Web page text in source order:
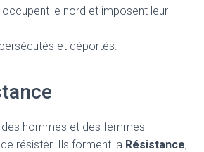
occupent le nord et imposent leur
et déportés.
des hommes et des femmes
résister. Ils forment la Résistance,